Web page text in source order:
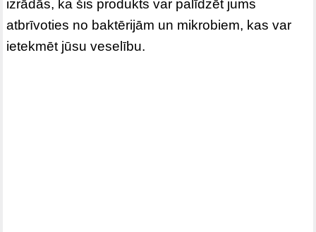
izrādās, ka šis produkts var palīdzēt jums
atbrīvoties no baktērijām un mikrobiem, kas var
ietekmēt jūsu veselību.